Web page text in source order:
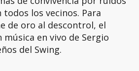
los vecinos. Para
de oro al descontrol, el
en vivo de Sergio
del Swing.